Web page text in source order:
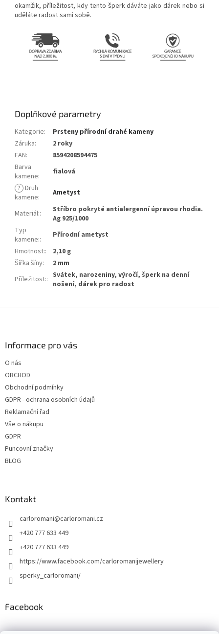
okamžik, příležitost, kdy tento šperk dáváte jako dárek nebo si
uděláte radost sami sobě.
Doplňkové parametry
Kategorie:
Prsteny přírodní drahé kameny
Záruka:
2 roky
EAN:
8594208594475
Barva
kamene:
fialová
? Druh
kamene: Ametyst
Materiál::
Stříbro pokryté antialergenní úpravou rhodia.
Ag 925/1000
Typ
kamene::
Přírodní ametyst
Hmotnost::
2,10 g
Šířka šíny:
2 mm
Příležitost:: Svátek, narozeniny, výročí, šperk na denní
nošení, dárek pro radost
Informace pro vás
O nás
OBCHOD
Obchodní podmínky
GDPR - ochrana osobních údajů
Reklamační řad
Vše o nákupu
GDPR
Puncovní značky
BLOG
Kontakt
carloromani@carloromani.cz
+420 777 633 449
+420 777 633 449
https://www.facebook.com/carloromanijewellery
sperky_carloromani/
Facebook